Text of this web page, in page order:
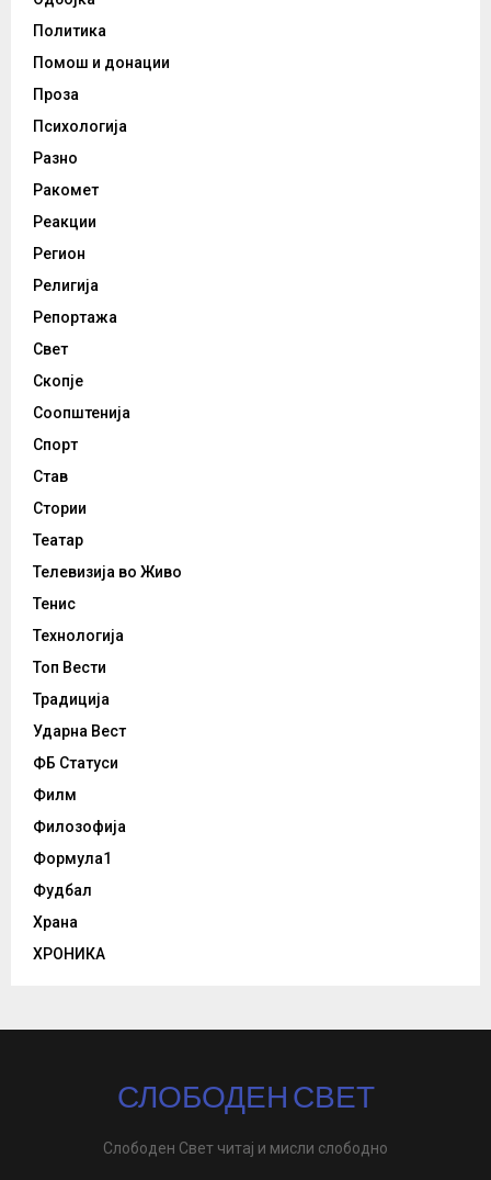
Политика
Помош и донации
Проза
Психологија
Разно
Ракомет
Реакции
Регион
Религија
Репортажа
Свет
Скопје
Соопштенија
Спорт
Став
Стории
Театар
Телевизија во Живо
Тенис
Технологија
Топ Вести
Традиција
Ударна Вест
ФБ Статуси
Филм
Филозофија
Формула1
Фудбал
Храна
ХРОНИКА
СЛОБОДЕН СВЕТ
Слободен Свет читај и мисли слободно